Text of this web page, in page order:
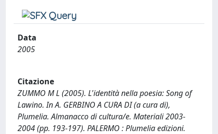
Data
2005
Citazione
ZUMMO M L (2005). L'identità nella poesia: Song of
Lawino. In A. GERBINO A CURA DI (a cura di),
Plumelia. Almanacco di cultura/e. Materiali 2003-
2004 (pp. 193-197). PALERMO : Plumelia edizioni.